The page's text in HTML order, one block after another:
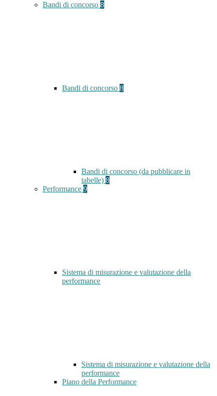
Bandi di concorso 8
Bandi di concorso 8
Bandi di concorso (da pubblicare in
tabelle) 8
Performance 9
Sistema di misurazione e valutazione della
performance
Sistema di misurazione e valutazione della
performance
Piano della Performance